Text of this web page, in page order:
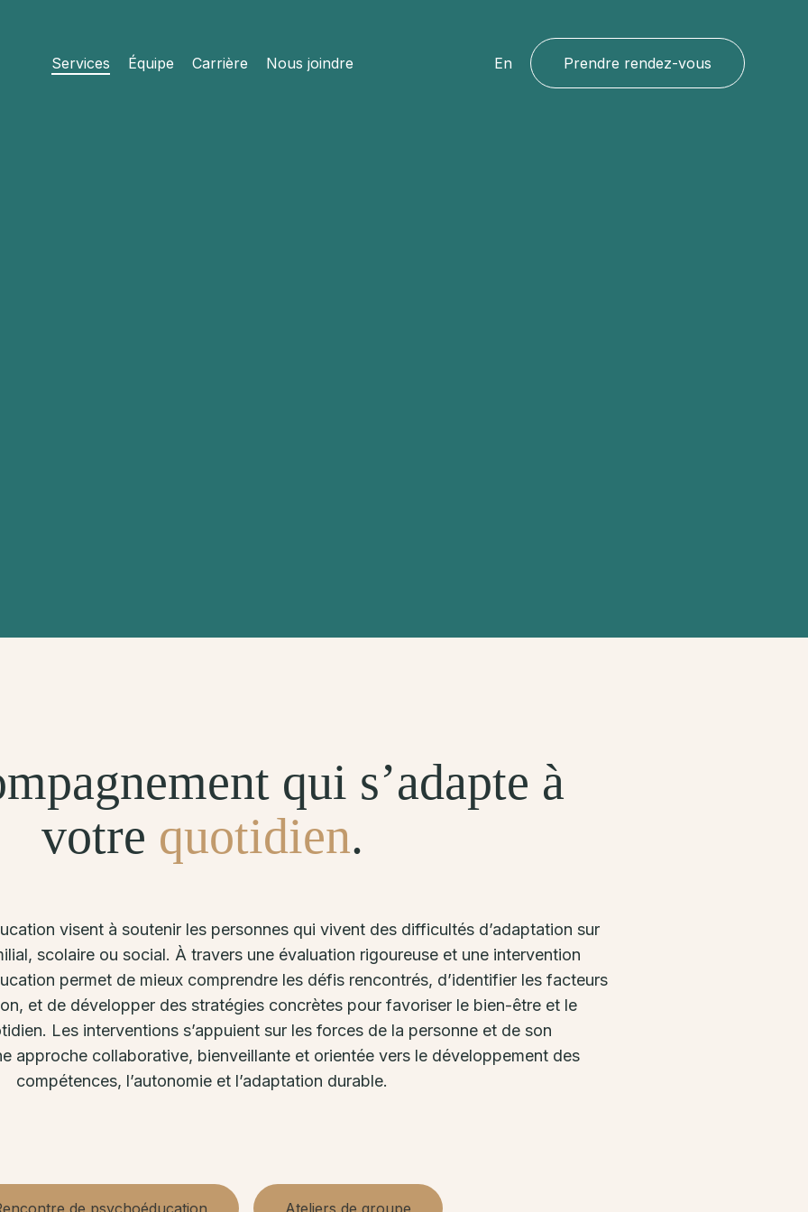
Services Équipe Carrière Nous joindre En Prendre rendez-vous
qui s’adapte à
votre quotidien.
visent à soutenir les personnes qui vivent des difficultés d’adaptation sur
scolaire ou social. À travers une évaluation rigoureuse et une intervention
permet de mieux comprendre les défis rencontrés, d’identifier les facteurs
et de développer des stratégies concrètes pour favoriser le bien-être et le
Les interventions s’appuient sur les forces de la personne et de son
approche collaborative, bienveillante et orientée vers le développement des
compétences, l’autonomie et l’adaptation durable.
de psychoéducation Ateliers de groupe